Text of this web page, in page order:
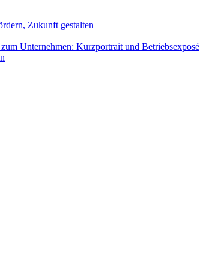
Zukunft gestalten
Unternehmen: Kurzportrait und Betriebsexposé